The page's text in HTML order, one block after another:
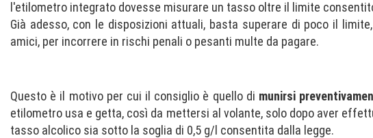
l'etilometro integrato dovesse misurare un tasso oltre il limite
Già adesso, con le disposizioni attuali, basta superare di poco il
amici, per incorrere in rischi penali o pesanti multe da pagare.
Questo è il motivo per cui il consiglio è quello di munirsi
etilometro usa e getta, così da mettersi al volante, solo dopo aver
tasso alcolico sia sotto la soglia di 0,5 g/l consentita dalla legge.